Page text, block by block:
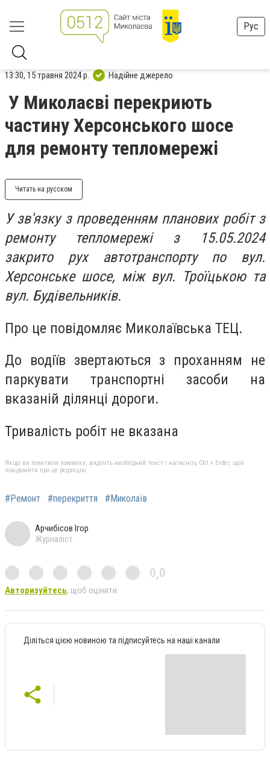
Рус
13:30, 15 травня 2024 р. Надійне джерело
У Миколаєві перекриють
частину Херсонського шосе
для ремонту тепломережі
Читать на русском
У зв'язку з проведенням планових робіт з
ремонту тепломережі з 15.05.2024
закрито рух автотранспорту по вул.
Херсонське шосе, між вул. Троїцькою та
вул. Будівельників.
Про це повідомляє Миколаївська ТЕЦ.
До водіїв звертаються з проханням не
паркувати транспортні засоби на
вказаній ділянці дороги.
Тривалість робіт не вказана
Якщо ви помітили помилку, виділіть необхідний текст і натисніть Ctrl + Enter, щоб
повідомити про це редакцію
#Ремонт #перекриття #Миколаїв
Арчибісов Ігор
Журналіст
0,0
Авторизуйтесь, щоб оцінити
Діліться цією новиною та підписуйтесь на наші канали